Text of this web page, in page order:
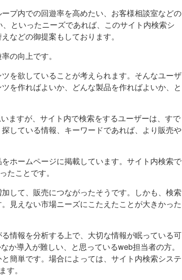
プ内での回遊率を高めたい、お客様相談室などの
といったニーズであれば、このサイト内検索シ
などの御提案もしております。
の向上です。
を欲していることが考えられます。そんなユーザ
を作ればよいか、どんな製品を作ればよいか、と
ますが、サイト内で検索をするユーザーは、すで
している情報、キーワードであれば、より販売や
ホームページに掲載しています。サイト内検索で
ことです。
して、販売につながったそうです。しかも、検索
見えない市場ニーズにこたえたことが大きかった
情報を分析する上で、大切な情報が眠っている可
導入が難しい、と思っているweb担当者の方。
簡単です。場合によっては、サイト内検索システ
。